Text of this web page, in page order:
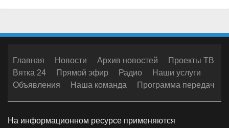
Главная Новости Архив новостей
Проекты ТВ
Вятка 24
Прямой эфир Радио
Наши услуги
Объявления
Наша команда Программа передач
На информационном ресурсе применяются